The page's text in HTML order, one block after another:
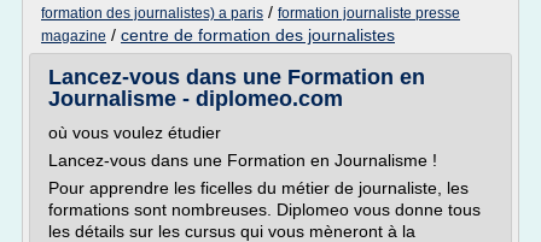
formation des journalistes) a paris / formation journaliste presse
magazine / centre de formation des journalistes
Lancez-vous dans une Formation en
Journalisme - diplomeo.com
où vous voulez étudier
Lancez-vous dans une Formation en Journalisme !
Pour apprendre les ficelles du métier de journaliste, les
formations sont nombreuses. Diplomeo vous donne tous
les détails sur les cursus qui vous mèneront à la